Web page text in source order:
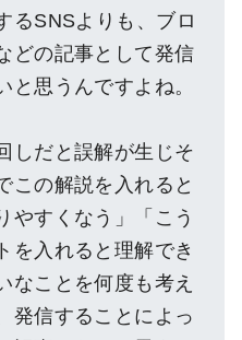
るSNSよりも、ブロ
どの記事として発信
と思うんですよね。
しだと誤解が生じそ
この解説を入れると
やすくなう」「こう
を入れると理解でき
なことを何度も考え
発信することによっ